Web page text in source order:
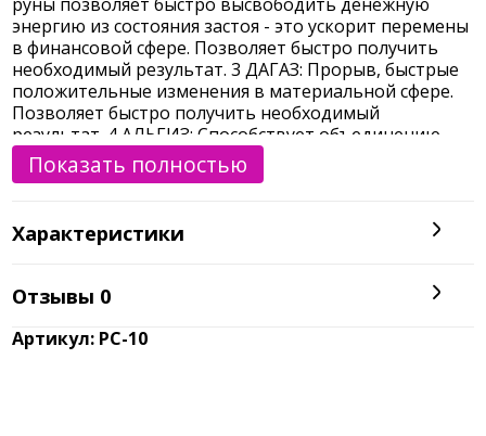
энергию из состояния застоя - это ускорит перемены
в финансовой сфере. Позволяет быстро получить
необходимый результат. 3 ДАГАЗ: Прорыв, быстрые
положительные изменения в материальной сфере.
Позволяет быстро получить необходимый
результат. 4 АЛЬГИЗ: Способствует объединению
нескольких людей, является проводником
денежного потока. Гарантирует удачу при
входят сбор сухих трав - клевер, базилик, кора дуба -
символизирующие прибыль.
Показать полностью
Характеристики
Отзывы 0
Артикул: РС-10